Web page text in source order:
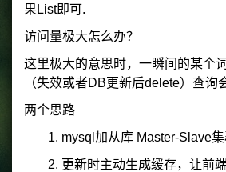
果List即可.
访问量极大怎么办？
这里极大的意思时，一瞬间的某个
（失效或者DB更新后delete）查询
两个思路
1. mysql加从库 Master-Slave
2. 更新时主动生成缓存，让前